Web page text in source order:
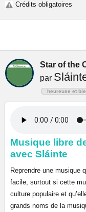
Crédits obligatoires
Star of the
par
heureuse et
Musique libre
avec Sláinte
Reprendre une musique
facile, surtout si cette
culture populaire et
grands noms de la